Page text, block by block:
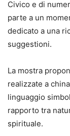
Civico e di
parte a un
dedicato a una
suggestioni.
La mostra
realizzate a
linguaggio
rapporto tra
spirituale.